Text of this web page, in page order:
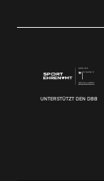
UNTERSTÜTZT DEN DBB